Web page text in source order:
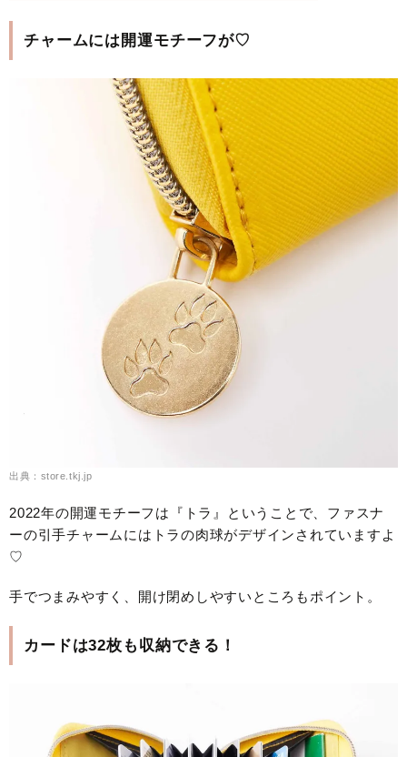
チャームには開運モチーフが♡
出典：store.tkj.jp
2022年の開運モチーフは『トラ』ということで、ファスナ
ーの引手チャームにはトラの肉球がデザインされていますよ
♡
手でつまみやすく、開け閉めしやすいところもポイント。
カードは32枚も収納できる！